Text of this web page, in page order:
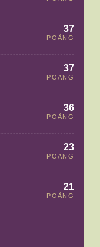
37
POÄNG
37
POÄNG
36
POÄNG
23
POÄNG
21
POÄNG